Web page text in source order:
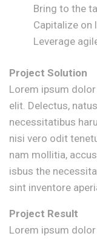
Bring to the
Capitalize on
Leverage
Project Solution
Lorem ipsum
elit. Delectus,
necessitatibus
nisi vero odit
nam mollitia,
isbus the
sint inventore
Project Result
Lorem ipsum